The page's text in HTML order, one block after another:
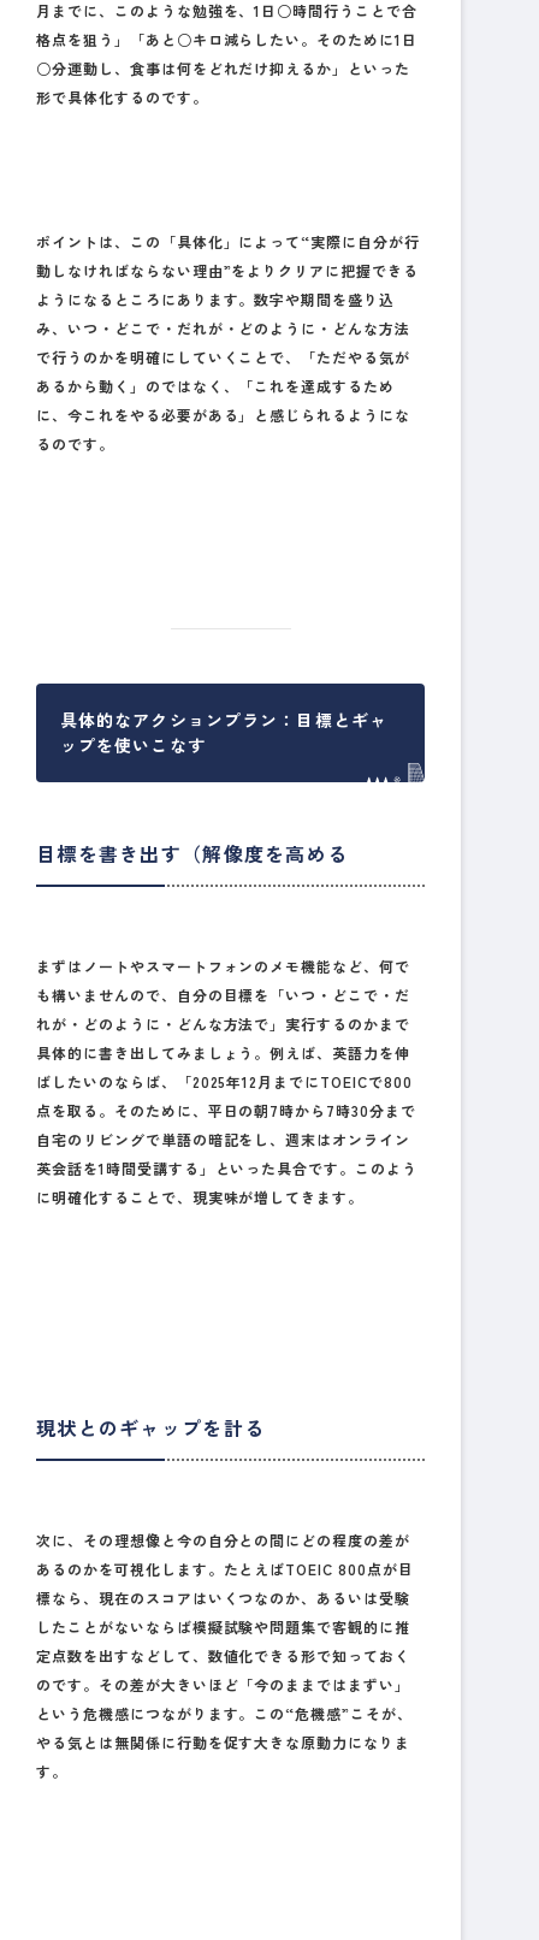
月までに、このような勉強を、1日○時間行うことで合
格点を狙う」「あと○キロ減らしたい。そのために1日
○分運動し、食事は何をどれだけ抑えるか」といった
形で具体化するのです。
ポイントは、この「具体化」によって“実際に自分が行
動しなければならない理由”をよりクリアに把握できる
ようになるところにあります。数字や期間を盛り込
み、いつ・どこで・だれが・どのように・どんな方法
で行うのかを明確にしていくことで、「ただやる気が
あるから動く」のではなく、「これを達成するため
に、今これをやる必要がある」と感じられるようにな
るのです。
具体的なアクションプラン：目標とギャ
ップを使いこなす
目標を書き出す（解像度を高める
まずはノートやスマートフォンのメモ機能など、何で
も構いませんので、自分の目標を「いつ・どこで・だ
れが・どのように・どんな方法で」実行するのかまで
具体的に書き出してみましょう。例えば、英語力を伸
ばしたいのならば、「2025年12月までにTOEICで800
点を取る。そのために、平日の朝7時から7時30分まで
自宅のリビングで単語の暗記をし、週末はオンライン
英会話を1時間受講する」といった具合です。このよう
に明確化することで、現実味が増してきます。
現状とのギャップを計る
次に、その理想像と今の自分との間にどの程度の差が
あるのかを可視化します。たとえばTOEIC 800点が目
標なら、現在のスコアはいくつなのか、あるいは受験
したことがないならば模擬試験や問題集で客観的に推
定点数を出すなどして、数値化できる形で知っておく
のです。その差が大きいほど「今のままではまずい」
という危機感につながります。この“危機感”こそが、
やる気とは無関係に行動を促す大きな原動力になりま
す。